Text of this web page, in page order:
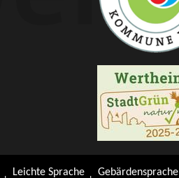
Leichte Sprache Gebärdensprache